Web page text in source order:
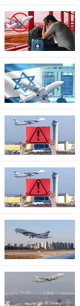
קריפטו
ויראלי
טלוויזיה
עסקי
ספורט
קריירה
ולימודים
מינויים
רייטינג
רכב
בריאות
תרבות
ופנאי
תיירות